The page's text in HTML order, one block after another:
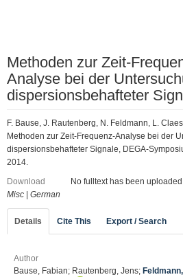
Methoden zur Zeit-
Analyse bei der
dispersionsbehafteter
F. Bause, J. Rautenberg, N. Feldmann, L.
Methoden zur Zeit-Frequenz-Analyse bei der
dispersionsbehafteter Signale, DEGA-
2014.
Download
No fulltext has been
Misc
German
Details Cite This Export / Search
Author
Bause, Fabian; Rautenberg, Jens;